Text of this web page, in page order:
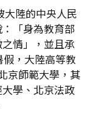
大陸的中央人民
「身為教育部
情」，並且承
，大陸高等教
京師範大學，其
學、北京法政